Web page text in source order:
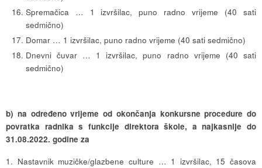
Spremačica … 1 izvršilac, puno radno vrijeme (40 sati
sedmično)
Domar … 1 izvršilac, puno radno vrijeme (40 sati sedmično)
Dnevni čuvar … 1 izvršilac, puno radno vrijeme (40 sati
sedmično)
b) na određeno vrijeme od okončanja konkursne procedure do
povratka radnika s funkcije direktora škole, a najkasnije do
31.08.2022. godine za
1. Nastavnik muzičke/glazbene culture … 1 izvršilac, 15 časova